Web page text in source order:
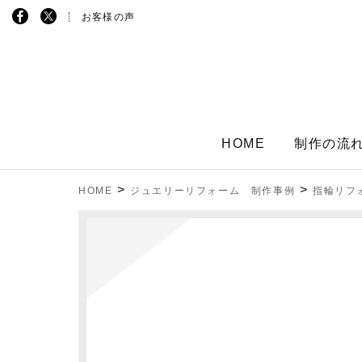
お客様の声
HOME 制作の流
HOME > ジュエリーリフォーム 制作事例 >指輪リフ